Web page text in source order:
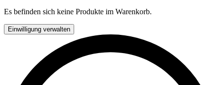
Es befinden sich keine Produkte im Warenkorb.
Einwilligung verwalten